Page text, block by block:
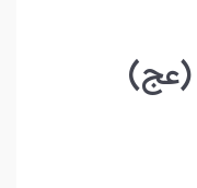
(عج)